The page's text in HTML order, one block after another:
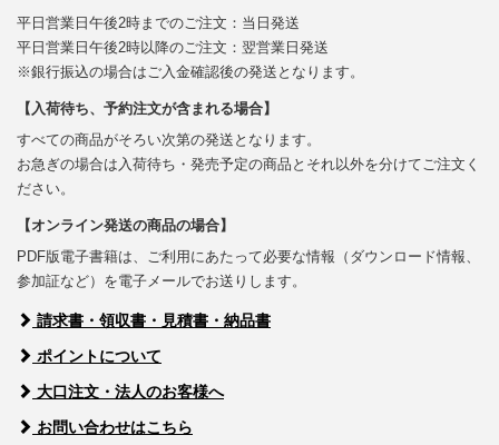
平日営業日午後2時までのご注文：当日発送
平日営業日午後2時以降のご注文：翌営業日発送
※銀行振込の場合はご入金確認後の発送となります。
【入荷待ち、予約注文が含まれる場合】
すべての商品がそろい次第の発送となります。
お急ぎの場合は入荷待ち・発売予定の商品とそれ以外を分けてご注文く
ださい。
【オンライン発送の商品の場合】
PDF版電子書籍は、ご利用にあたって必要な情報（ダウンロード情報、
参加証など）を電子メールでお送りします。
請求書・領収書・見積書・納品書
ポイントについて
大口注文・法人のお客様へ
お問い合わせはこちら